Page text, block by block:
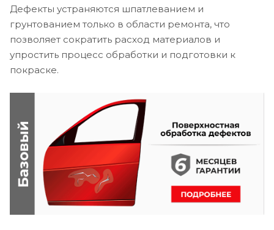
Дефекты устраняются шпатлеванием и
грунтованием только в области ремонта, что
позволяет сократить расход материалов и
упростить процесс обработки и подготовки к
покраске.